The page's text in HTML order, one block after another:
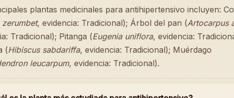
plantas medicinales para antihipertensivo incluyen:
, evidencia: Tradicional); Árbol del pan (Artocarpus
Tradicional); Pitanga (Eugenia uniflora, evidencia:
(Hibiscus sabdariffa, evidencia: Tradicional); Muérdago
leucarpum, evidencia: Tradicional).